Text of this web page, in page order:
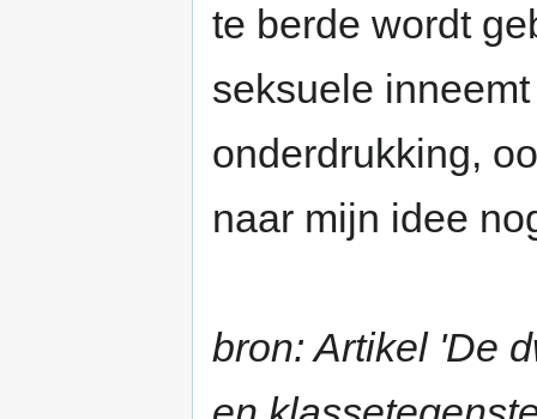
te berde wordt
seksuele
onderdrukking,
naar mijn idee
bron: Artikel 'De